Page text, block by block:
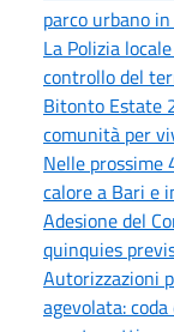
parco urbano
La Polizia
controllo del
Bitonto Estate
comunità per
Nelle prossime
calore a Bari e
Adesione del
quinquies
Autorizzazioni
agevolata: